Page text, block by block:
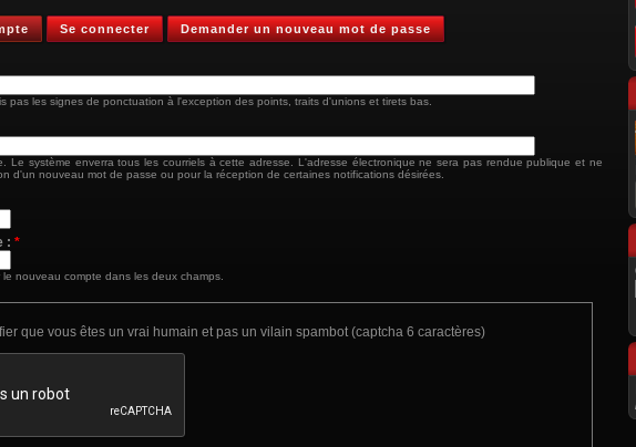
Se connecter Demander un nouveau mot de passe
pas les signes de ponctuation à l'exception des points, traits d'unions et tirets bas.
Le système enverra tous les courriels à cette adresse. L'adresse électronique ne sera pas rendue publique et ne
d'un nouveau mot de passe ou pour la réception de certaines notifications désirées.
: *
nouveau compte dans les deux champs.
que vous êtes un vrai humain et pas un vilain spambot (captcha 6 caractères)